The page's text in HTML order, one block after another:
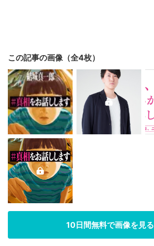
この記事の画像（全4枚）
10日間無料で画像を見る